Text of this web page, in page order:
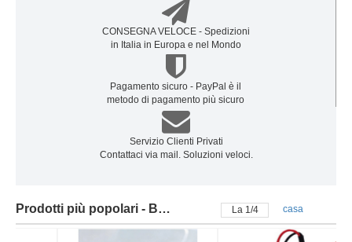
CONSEGNA VELOCE - Spedizioni
in Italia in Europa e nel Mondo
Pagamento sicuro - PayPal è il
metodo di pagamento più sicuro
Servizio Clienti Privati
Contattaci via mail. Soluzioni veloci.
Prodotti più popolari - Batteria maxell La 2/4 casa